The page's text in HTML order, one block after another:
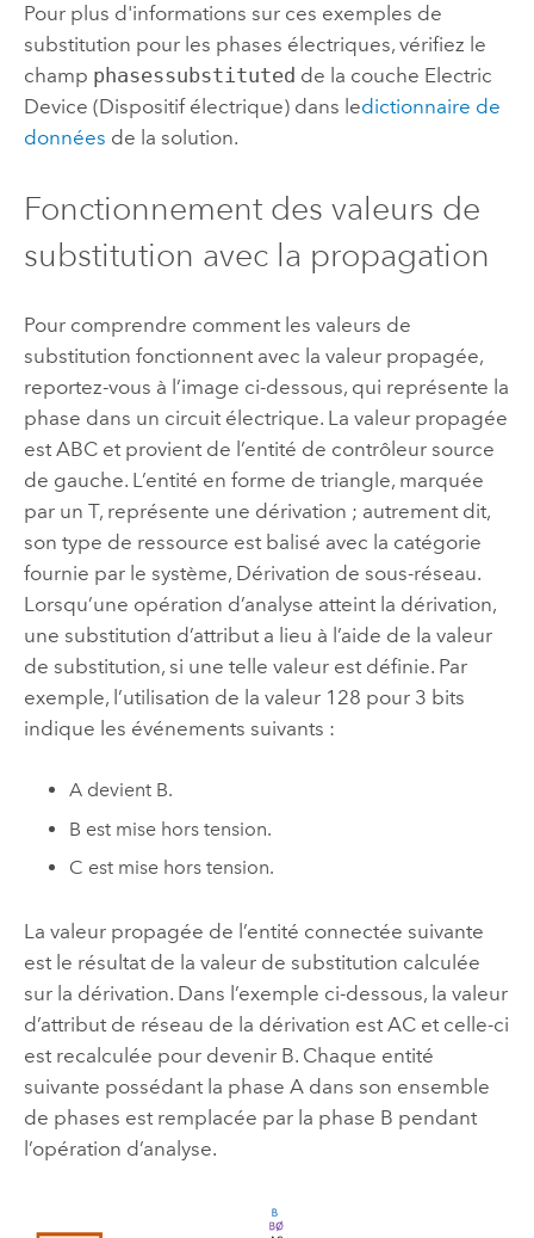
Pour plus d'informations sur ces exemples de
substitution pour les phases électriques, vérifiez le
champ phasessubstituted de la couche Electric
Device (Dispositif électrique) dans ledictionnaire de
données de la solution.
Fonctionnement des valeurs de
substitution avec la propagation
Pour comprendre comment les valeurs de
substitution fonctionnent avec la valeur propagée,
reportez-vous à l’image ci-dessous, qui représente la
phase dans un circuit électrique. La valeur propagée
est ABC et provient de l’entité de contrôleur source
de gauche. L’entité en forme de triangle, marquée
par un T, représente une dérivation ; autrement dit,
son type de ressource est balisé avec la catégorie
fournie par le système, Dérivation de sous-réseau.
Lorsqu’une opération d’analyse atteint la dérivation,
une substitution d’attribut a lieu à l’aide de la valeur
de substitution, si une telle valeur est définie. Par
exemple, l’utilisation de la valeur 128 pour 3 bits
indique les événements suivants :
A devient B.
B est mise hors tension.
C est mise hors tension.
La valeur propagée de l’entité connectée suivante
est le résultat de la valeur de substitution calculée
sur la dérivation. Dans l’exemple ci-dessous, la valeur
d’attribut de réseau de la dérivation est AC et celle-ci
est recalculée pour devenir B. Chaque entité
suivante possédant la phase A dans son ensemble
de phases est remplacée par la phase B pendant
l’opération d’analyse.